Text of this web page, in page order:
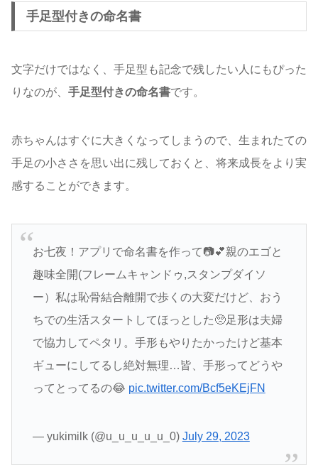
手足型付きの命名書
文字だけではなく、手足型も記念で残したい人にもぴった
りなのが、 手足型付きの命名書です。
赤ちゃんはすぐに大きくなってしまうので、生まれたての
手足の小ささを思い出に残しておくと、将来成長をより実
感することができます。
お七夜！アプリで命名書を作って📷💕親のエゴと
趣味全開(フレームキャンドゥ,スタンプダイソ
ー）私は恥骨結合離開で歩くの大変だけど、おう
ちでの生活スタートしてほっとした🥺足形は夫婦
で協力してペタリ。手形もやりたかったけど基本
ギューにしてるし絶対無理…皆、手形ってどうや
ってとってるの😂 pic.twitter.com/Bcf5eKEjFN
— yukimilk (@u_u_u_u_u_0) July 29, 2023